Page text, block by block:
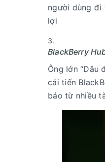
người dùng đi
lợi
BlackBerry
Ông lớn “Dâu
cải tiến
báo từ nhiều